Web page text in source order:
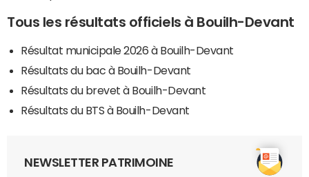
Tous les résultats officiels à Bouilh-Devant
Résultat municipale 2026 à Bouilh-Devant
Résultats du bac à Bouilh-Devant
Résultats du brevet à Bouilh-Devant
Résultats du BTS à Bouilh-Devant
NEWSLETTER PATRIMOINE